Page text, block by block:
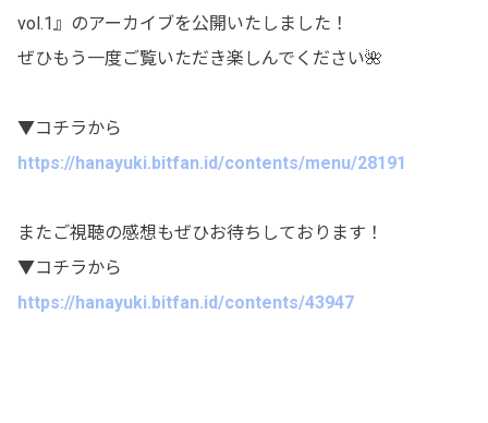
vol.1』のアーカイブを公開いたしました！
ぜひもう一度ご覧いただき楽しんでください🌺
▼コチラから
https://hanayuki.bitfan.id/contents/menu/28191
またご視聴の感想もぜひお待ちしております！
▼コチラから
https://hanayuki.bitfan.id/contents/43947